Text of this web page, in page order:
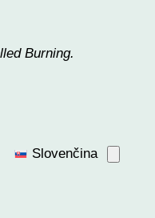
Burning.
Slovenčina